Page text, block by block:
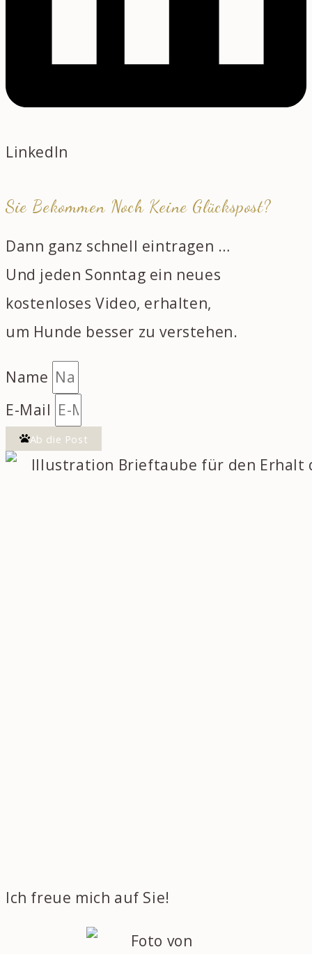
LinkedIn
Sie Bekommen Noch Keine Glückspost?
Dann ganz schnell eintragen …
Und jeden Sonntag ein neues
kostenloses Video, erhalten,
um Hunde besser zu verstehen.
Name
E-Mail
Ab die Post
Ich freue mich auf Sie!